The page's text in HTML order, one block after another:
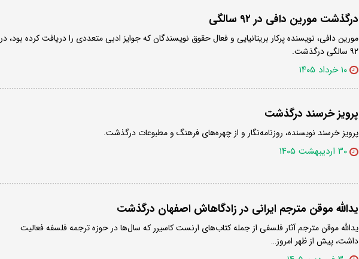
درگذشت مورین دافی در ۹۲ سالگی
مورین دافی، نویسنده پرکار بریتانیایی و فعال حقوق نویسندگان که جوایز ادبی متعددی را دریافت کرده بود، در
۹۲ سالگی درگذشت.
۱۰ خرداد ۱۴۰۵
پرویز خرسند درگذشت
پرویز خرسند نویسنده، روزنامه‌نگار و از چهره‌های فرهنگ و مطبوعات درگذشت.
۳۰ اردیبهشت ۱۴۰۵
یدالله موقن مترجم ایرانی در زادگاهاش اصفهان درگذشت
یدالله موقن مترجم آثار فلسفی از جمله کتاب‌های ارنست کاسیرر که سال‌ها در حوزه ترجمه فلسفه فعالیت
داشت، پیش از ظهر امروز…